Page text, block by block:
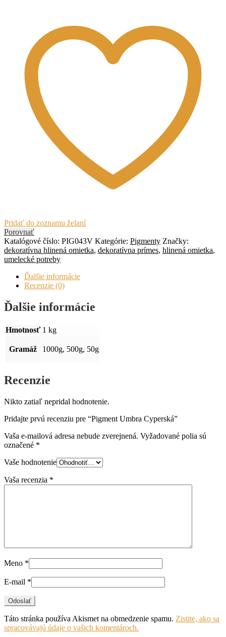
Pridať do zoznamu želaní
Porovnať
Katalógové číslo: PIG043V Kategórie: Pigmenty Značky:
dekoratívna hlinená omietka, dekoratívna prímes, hlinená omietka,
umelecké potreby
Ďalšie informácie
Recenzie (0)
Ďalšie informácie
Hmotnosť 1 kg
Gramáž 1000g, 500g, 50g
Recenzie
Nikto zatiaľ nepridal hodnotenie.
Pridajte prvú recenziu pre “Pigment Umbra Cyperská”
Vaša e-mailová adresa nebude zverejnená. Vyžadované polia sú
označené *
Vaše hodnotenie
Vaša recenzia *
Meno *
E-mail *
Táto stránka používa Akismet na obmedzenie spamu. Zistite, ako sa
spracovávajú údaje o vašich komentároch.